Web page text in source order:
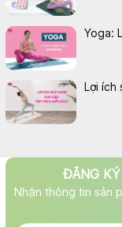
Yoga:
Lợi ích
ĐĂNG
Nhận thông tin sản